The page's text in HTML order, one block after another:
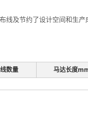
及节约了设计空间和生
数量 马达长度